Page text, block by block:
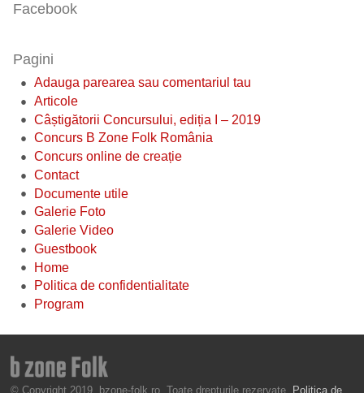
Facebook
Pagini
Adauga parearea sau comentariul tau
Articole
Câștigătorii Concursului, ediția I – 2019
Concurs B Zone Folk România
Concurs online de creație
Contact
Documente utile
Galerie Foto
Galerie Video
Guestbook
Home
Politica de confidentialitate
Program
© Copyright 2019, bzone-folk.ro. Toate drepturile rezervate. Politica de